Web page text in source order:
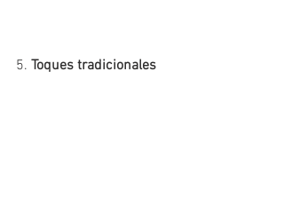
5. Toques tradicionales